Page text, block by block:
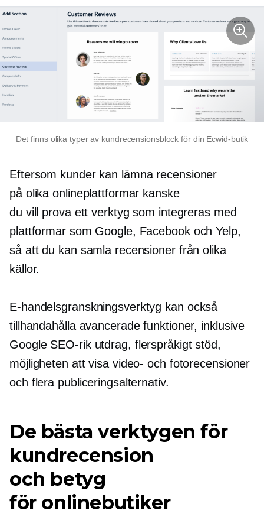
Det finns olika typer av kundrecensionsblock för din Ecwid-butik
Eftersom kunder kan lämna recensioner
på olika onlineplattformar kanske
du vill prova ett verktyg som integreras med
plattformar som Google, Facebook och Yelp,
så att du kan samla recensioner från olika
källor.
E-handelsgranskningsverktyg kan också
tillhandahålla avancerade funktioner, inklusive
Google SEO-rikutdrag, flerspråkigt stöd,
möjligheten att visa video- och fotorecensioner
och flera publiceringsalternativ.
De bästa verktygen för
kundrecension
och betyg
för onlinebutiker